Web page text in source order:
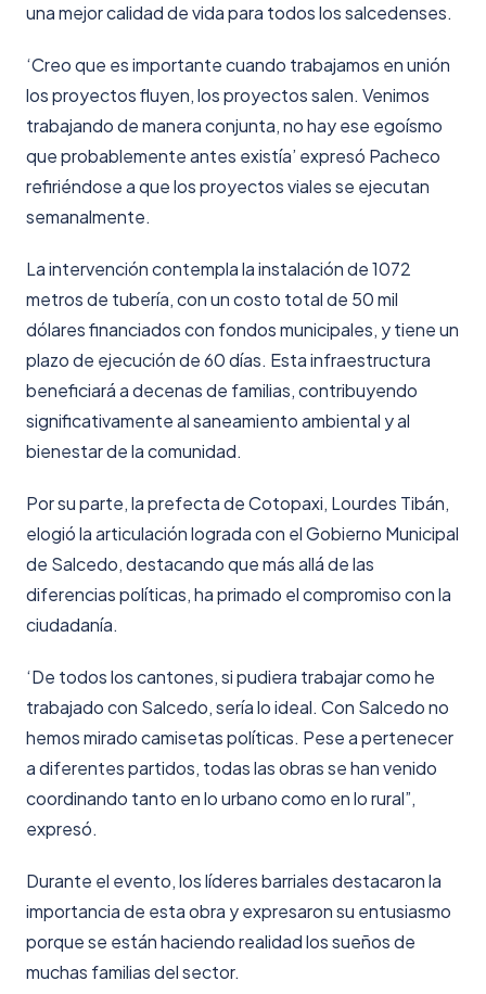
una mejor calidad de vida para todos los salcedenses.
‘Creo que es importante cuando trabajamos en unión
los proyectos fluyen, los proyectos salen. Venimos
trabajando de manera conjunta, no hay ese egoísmo
que probablemente antes existía’ expresó Pacheco
refiriéndose a que los proyectos viales se ejecutan
semanalmente.
La intervención contempla la instalación de 1072
metros de tubería, con un costo total de 50 mil
dólares financiados con fondos municipales, y tiene un
plazo de ejecución de 60 días. Esta infraestructura
beneficiará a decenas de familias, contribuyendo
significativamente al saneamiento ambiental y al
bienestar de la comunidad.
Por su parte, la prefecta de Cotopaxi, Lourdes Tibán,
elogió la articulación lograda con el Gobierno Municipal
de Salcedo, destacando que más allá de las
diferencias políticas, ha primado el compromiso con la
ciudadanía.
‘De todos los cantones, si pudiera trabajar como he
trabajado con Salcedo, sería lo ideal. Con Salcedo no
hemos mirado camisetas políticas. Pese a pertenecer
a diferentes partidos, todas las obras se han venido
coordinando tanto en lo urbano como en lo rural”,
expresó.
Durante el evento, los líderes barriales destacaron la
importancia de esta obra y expresaron su entusiasmo
porque se están haciendo realidad los sueños de
muchas familias del sector.